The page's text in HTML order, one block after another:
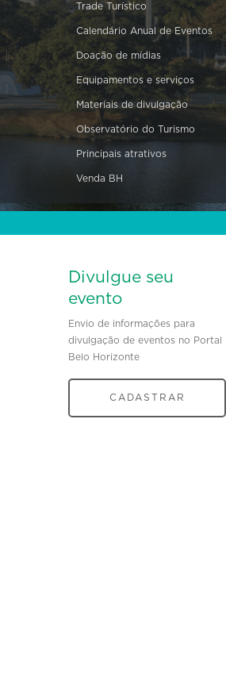
Trade Turístico
Calendário Anual de Eventos
Doação de mídias
Equipamentos e serviços
Materiais de divulgação
Observatório do Turismo
Principais atrativos
Venda BH
Divulgue seu
evento
Envio de informações para
divulgação de eventos no Portal
Belo Horizonte
CADASTRAR